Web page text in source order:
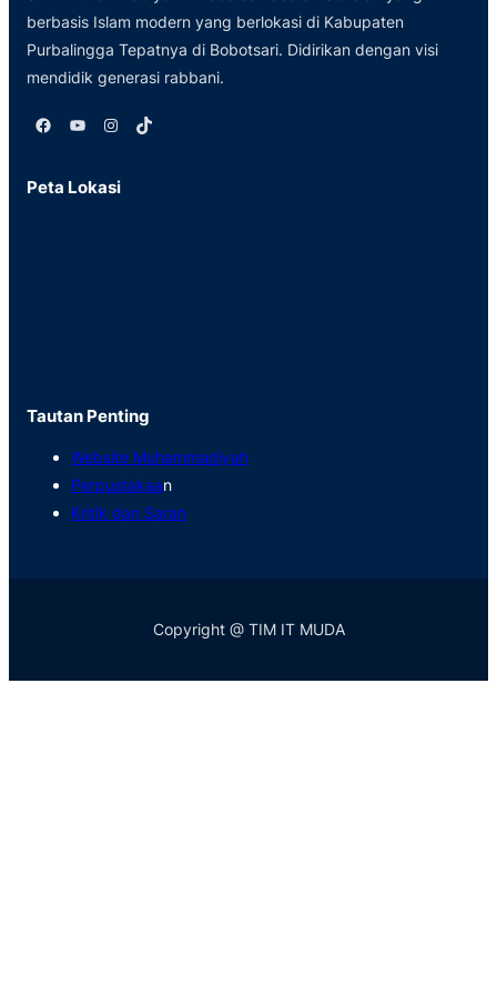
berbasis Islam modern yang berlokasi di Kabupaten
Purbalingga Tepatnya di Bobotsari. Didirikan dengan visi
mendidik generasi rabbani.
Facebook YouTube Instagram TikTok
Peta Lokasi
Tautan Penting
Website Muhammadiyah
Perpustakaan
Kritik dan Saran
Copyright @ TIM IT MUDA